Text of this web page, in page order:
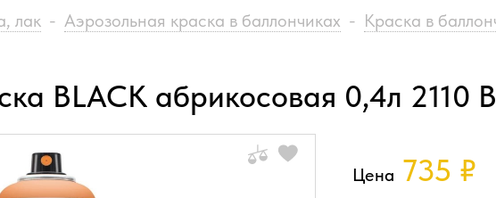
лак - Аэрозольная краска в баллончиках - Краска в
BLACK абрикосовая 0,4л 2110
Цена 735 ₽